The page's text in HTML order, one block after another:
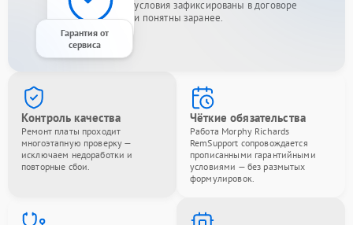
Гарантия от
сервиса
условия зафиксированы в договоре
и понятны заранее.
Контроль качества
Ремонт платы проходит
многоэтапную проверку —
исключаем недоработки и
повторные сбои.
Чёткие обязательства
Работа Morphy Richards
RemSupport сопровождается
прописанными гарантийными
условиями — без размытых
формулировок.